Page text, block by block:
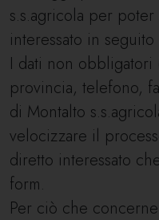
s.s.agricola per
interessato in
I dati non obbligatori
provincia, telefono,
di Montalto
velocizzare il
diretto interessato
form.
Per ciò che